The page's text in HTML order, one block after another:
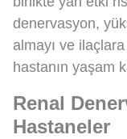
denervasyon,
almayı ve
hastanın yaşam
Renal
Hastaneler